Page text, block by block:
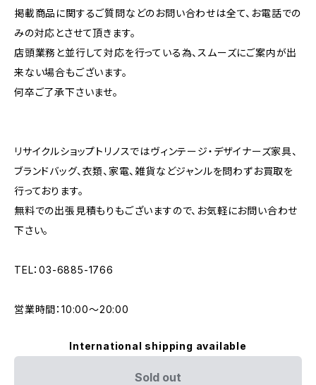
掲載商品に関するご質問などのお問い合わせは全て、お電話での
みの対応とさせて頂きます。
店頭業務と並行して対応を行っている為、スムーズにご案内が出
来ない場合もございます。
何卒ご了承下さいませ。
リサイクルショップトリノスではヴィンテージ・デザイナーズ家具、
ブランドバッグ、衣類、家電、雑貨などジャンルを問わずお買取を
行っております。
無料での出張見積もりもございますので、お気軽にお問い合わせ
下さい。
TEL：03-6885-1766
営業時間：10:00〜20:00
International shipping available
Sold out